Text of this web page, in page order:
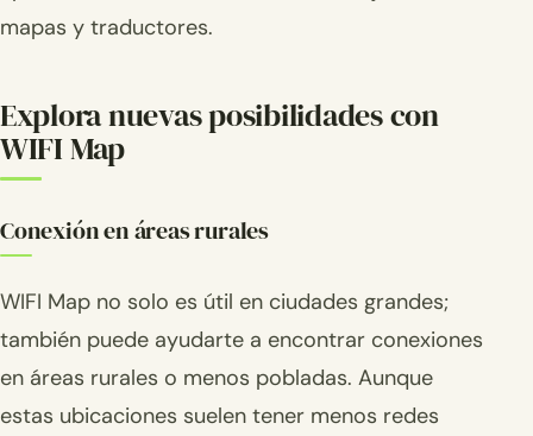
mapas y traductores.
Explora nuevas posibilidades con
WIFI Map
Conexión en áreas rurales
WIFI Map no solo es útil en ciudades grandes;
también puede ayudarte a encontrar conexiones
en áreas rurales o menos pobladas. Aunque
estas ubicaciones suelen tener menos redes